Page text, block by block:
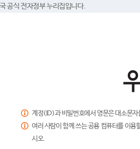
공식 전자정부 누리집입니다.
계정(ID)과 비밀번호에서 영문은 대소문
여러 사람이 함께 쓰는 공용 컴퓨터를 이
시오.